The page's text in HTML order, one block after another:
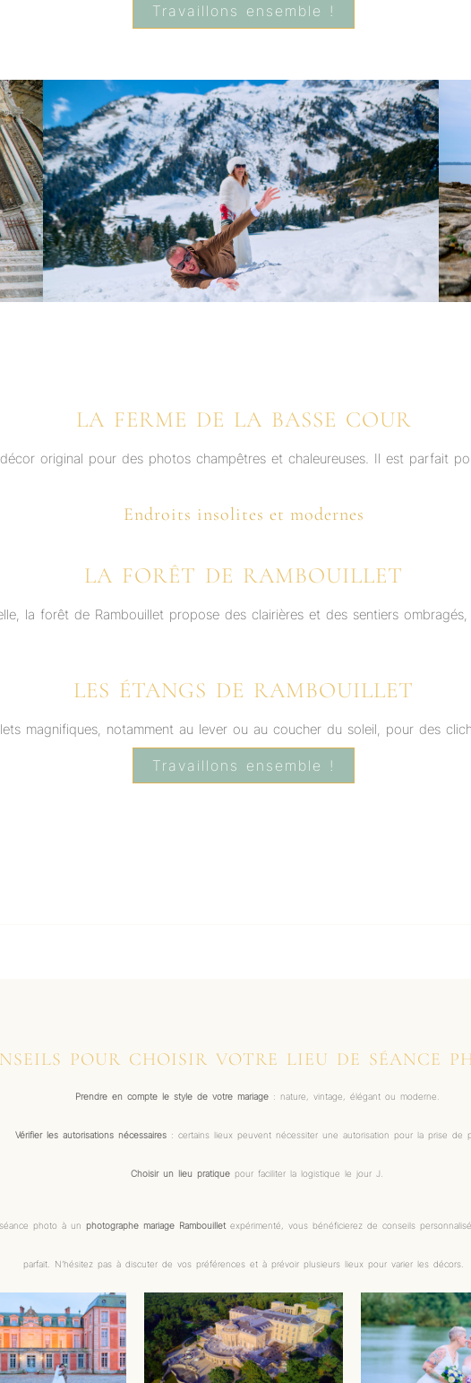
Travaillons ensemble !
LA FERME DE LA BASSE COUR
original pour des photos champêtres et chaleureuses. Il est parfait
Endroits insolites et modernes
LA FORÊT DE RAMBOUILLET
la forêt de Rambouillet propose des clairières et des sentiers
LES ÉTANGS DE RAMBOUILLET
magnifiques, notamment au lever ou au coucher du soleil, pour des
Travaillons ensemble !
POUR CHOISIR VOTRE LIEU DE SÉANCE
Prendre en compte le style de votre mariage: nature, vintage, élégant ou moderne.
Vérifier les autorisations nécessaires : certains lieux peuvent nécessiter une autorisation pour la prise de
Choisir un lieu pratique pour faciliter la logistique le jour J.
photo à un photographe mariage Rambouilletexpérimenté, vous bénéficierez de conseils
parfait. N’hésitez pas à discuter de vos préférences et à prévoir plusieurs lieux pour varier les décors.